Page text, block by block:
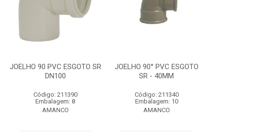
JOELHO 90 PVC ESGOTO SR
DN100
Código: 211390
Embalagem: 8
AMANCO
JOELHO 90° PVC ESGOTO
SR - 40MM
Código: 211340
Embalagem: 10
AMANCO